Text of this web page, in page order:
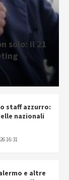
solo: il 21
staff azzurro:
nazionali
16:31
e altre